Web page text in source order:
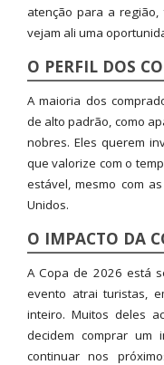
atenção para a
vejam ali uma
O PERFIL DOS
A maioria dos
de alto padrão, como
nobres. Eles querem
que valorize com o
estável, mesmo com
Unidos.
O IMPACTO DA
A Copa de 2026 está
evento atrai turistas,
inteiro. Muitos deles
decidem comprar um
continuar nos